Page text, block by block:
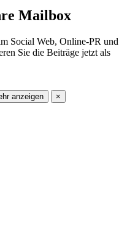
Mailbox
Social Web, Online-PR und
Sie die Beiträge jetzt als
anzeigen ×